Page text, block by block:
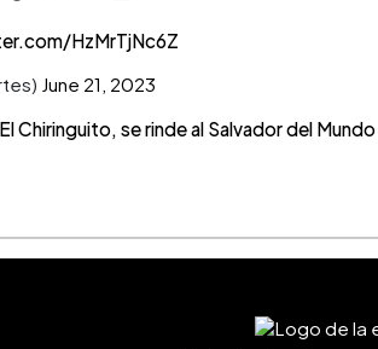
HzMrTjNc6Z
June 21, 2023
Chiringuito, se rinde al Salvador del Mundo